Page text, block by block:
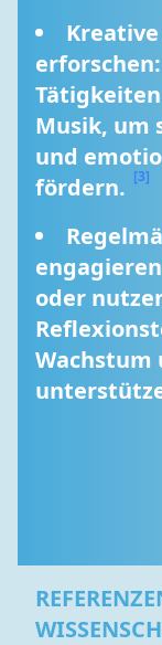
Musik, um
und
fördern. [3]
oder
Wachstum